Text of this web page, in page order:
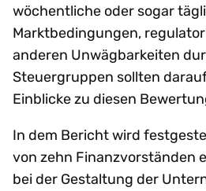
wöchentliche oder sogar
Marktbedingungen,
anderen Unwägbarkeiten
Steuergruppen sollten
Einblicke zu diesen
In dem Bericht wird
von zehn Finanzvorständen
bei der Gestaltung der